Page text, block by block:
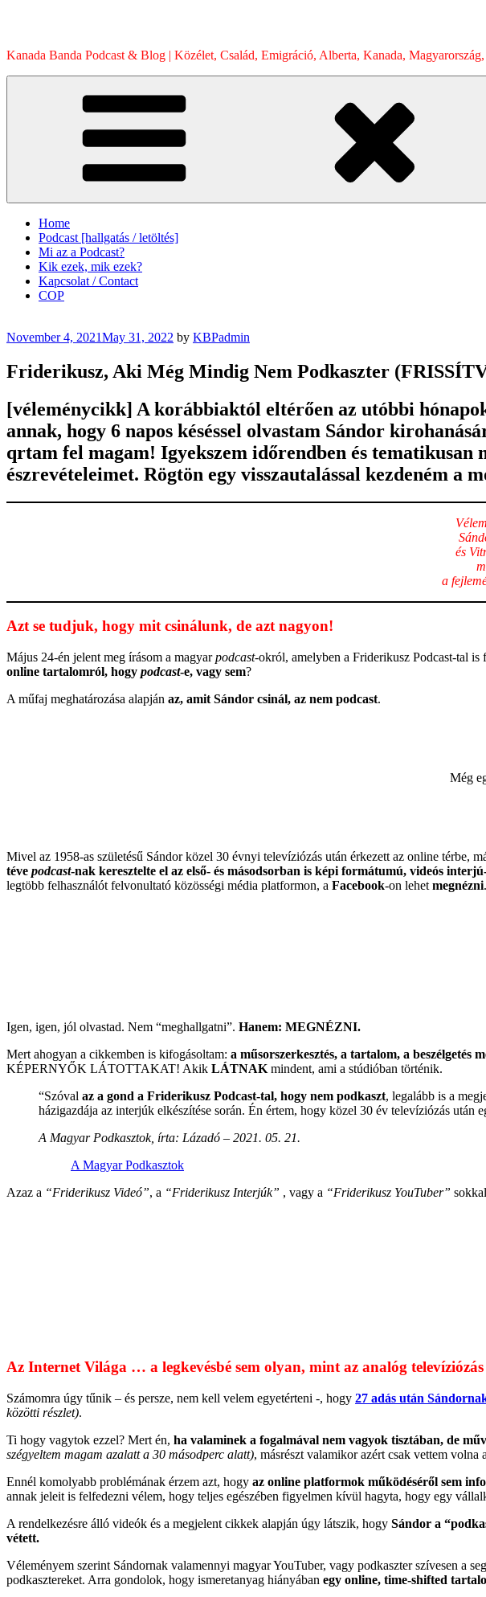
Kanada Banda Podcast & Blog | Közélet, Család, Emigráció, Alberta, Kanada,
Home
Podcast [hallgatás / letöltés]
Mi az a Podcast?
Kik ezek, mik ezek?
Kapcsolat / Contact
COP
Posted
November 4, 2021May 31, 2022 by KBPadmin
Friderikusz, Aki Még Mindig Nem Podkaszter
[véleménycikk] A korábbiaktól eltérően az utóbbi
annak, hogy 6 napos késéssel olvastam Sándor
qrtam fel magam! Igyekszem időrendben és tematikusan
észrevételeimet. Rögtön egy visszautalással kezdeném a
és
a
Azt se tudjuk, hogy mit csinálunk, de azt nagyon!
Május 24-én jelent meg írásom a magyarpodcast-okról, amelyben a Friderikusz Podcast-tal
online tartalomról, hogy podcast-e, vagy sem?
A műfaj meghatározása alapján az, amit Sándor csinál, az nem podcast.
Még
Mivel az 1958-as születésű Sándor közel 30 évnyi televíziózás után érkezett az online térbe,
téve podcast-nak keresztelte el az első- és másodsorban is képi formátumú, videós
legtöbb felhasználót felvonultató közösségi média platformon, a Facebook-on lehet megnézni.
Igen, igen, jól olvastad. Nem “meghallgatni”. Hanem: MEGNÉZNI.
Mert ahogyan a cikkemben is kifogásoltam: a műsorszerkesztés, a tartalom, a
KÉPERNYŐK LÁTOTTAKAT! Akik LÁTNAK mindent, ami a stúdióban történik.
“Szóval az a gond a Friderikusz Podcast-tal, hogy nem podkaszt, legalább is a
házigazdája az interjúk elkészítése során. Én értem, hogy közel 30 év televíziózás
A Magyar Podkasztok, írta: Lázadó – 2021. 05. 21.
A Magyar Podkasztok
Azaz a “Friderikusz Videó”, a “Friderikusz Interjúk” , vagy a “Friderikusz YouTuber”
Az Internet Világa … a legkevésbé sem olyan, mint az analóg televíziózás
Számomra úgy tűnik – és persze, nem kell velem egyetérteni -, hogy 27 adás után
közötti részlet).
Ti hogy vagytok ezzel? Mert én, ha valaminek a fogalmával nem vagyok tisztában, de
szégyeltem magam azalatt a 30 másodperc alatt), másrészt valamikor azért csak vettem volna
Ennél komolyabb problémának érzem azt, hogy az online platformok működéséről sem
annak jeleit is felfedezni vélem, hogy teljes egészében figyelmen kívül hagyta, hogy egy
A rendelkezésre álló videók és a megjelent cikkek alapján úgy látszik, hogy Sándor a
vétett.
Véleményem szerint Sándornak valamennyi magyar YouTuber, vagy podkaszter szívesen a
podkasztereket. Arra gondolok, hogy ismeretanyag hiányában egy online, time-shifted